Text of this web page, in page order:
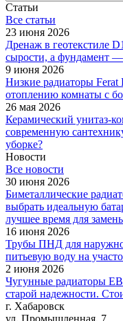
Статьи
Все cтатьи
23 июня 2026
Дренаж в геотекстиле
сырости, а фундамент
9 июня 2026
Низкие радиаторы
отоплению комнаты с
26 мая 2026
Керамический унитаз-
современную
уборке?
Новости
Все новости
30 июня 2026
Биметаллические
выбрать идеальную
лучшее время для
16 июня 2026
Трубы ПНД для
питьевую воду на
2 июня 2026
Чугунные радиаторы
старой надежности.
г. Хабаровск
ул. Промышленная, 7